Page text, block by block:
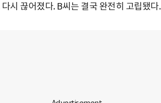
시 끊어졌다. B씨는 결국 완전히 고립됐다.